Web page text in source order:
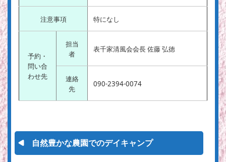
注意事項 特になし
予約・
問い合
わせ先
担当
者
表千家清風会会長 佐藤 弘徳
連絡
先
090-2394-0074
自然豊かな農園でのデイキャンプ